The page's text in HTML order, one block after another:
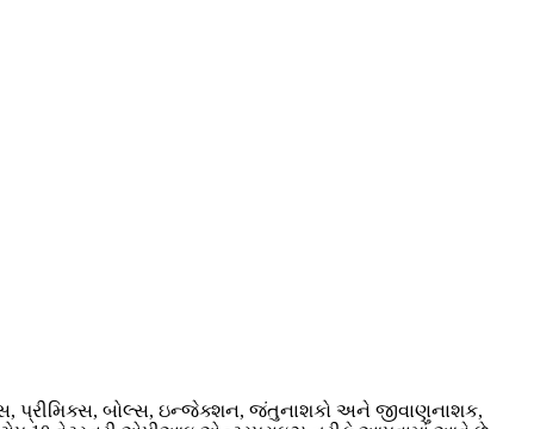
પ્રીમિક્સ, બોલ્સ, ઇન્જેક્શન, જંતુનાશકો અને જીવાણુનાશક,